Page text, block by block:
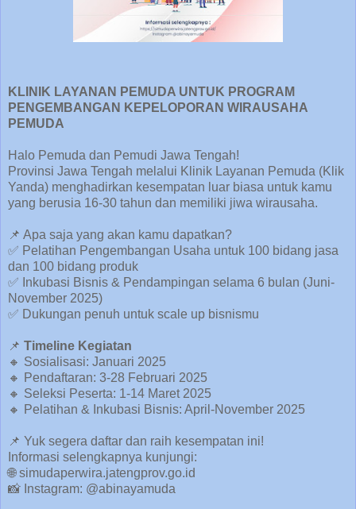
KLINIK LAYANAN PEMUDA UNTUK PROGRAM
PENGEMBANGAN KEPELOPORAN WIRAUSAHA
PEMUDA
Halo Pemuda dan Pemudi Jawa Tengah!
Provinsi Jawa Tengah melalui Klinik Layanan Pemuda (Klik
Yanda) menghadirkan kesempatan luar biasa untuk kamu
yang berusia 16-30 tahun dan memiliki jiwa wirausaha.
📌 Apa saja yang akan kamu dapatkan?
✅ Pelatihan Pengembangan Usaha untuk 100 bidang jasa
dan 100 bidang produk
✅ Inkubasi Bisnis & Pendampingan selama 6 bulan (Juni-
November 2025)
✅ Dukungan penuh untuk scale up bisnismu
📌 Timeline Kegiatan
🔸 Sosialisasi: Januari 2025
🔸 Pendaftaran: 3-28 Februari 2025
🔸 Seleksi Peserta: 1-14 Maret 2025
🔸 Pelatihan & Inkubasi Bisnis: April-November 2025
📌 Yuk segera daftar dan raih kesempatan ini!
Informasi selengkapnya kunjungi:
🌐 simudaperwira.jatengprov.go.id
📸 Instagram: @abinayamuda